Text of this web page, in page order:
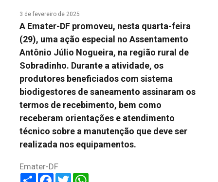
3 de fevereiro de 2025
A Emater-DF promoveu, nesta quarta-feira
(29), uma ação especial no Assentamento
Antônio Júlio Nogueira, na região rural de
Sobradinho. Durante a atividade, os
produtores beneficiados com sistema
biodigestores de saneamento assinaram os
termos de recebimento, bem como
receberam orientações e atendimento
técnico sobre a manutenção que deve ser
realizada nos equipamentos.
Emater-DF
ShareFacebook
Twitter